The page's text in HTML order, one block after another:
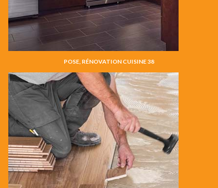
POSE, RÉNOVATION CUISINE 38